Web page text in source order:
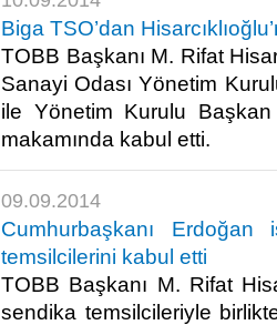
Biga TSO’dan
TOBB Başkanı M. Rifat
Sanayi Odası Yönetim
ile Yönetim Kurulu Başkan
makamında kabul etti.​
09.09.2014
Cumhurbaşkanı
temsilcilerini kabul etti
TOBB Başkanı M. Rifat
sendika temsilcileriyle